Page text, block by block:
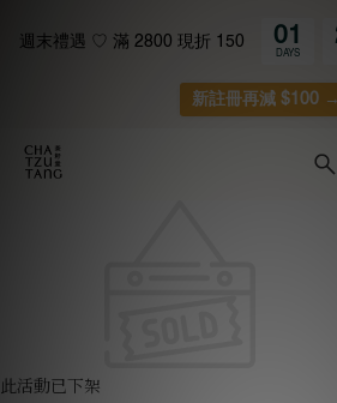
此活動已下架
週末禮遇 ♡ 滿 2800 現折 150 01
DAYS
新註冊再減 $100 →